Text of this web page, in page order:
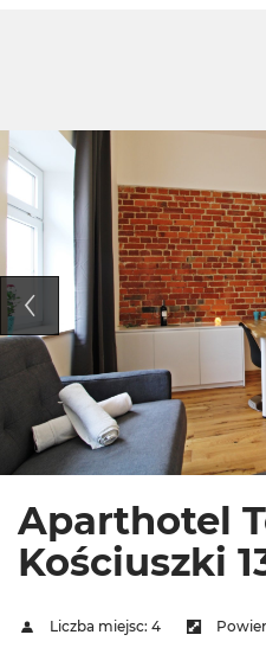
Aparthotel
Kościuszki
Liczba miejsc: 4